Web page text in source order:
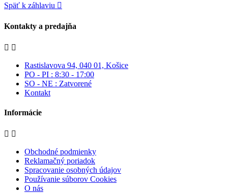
Späť k záhlaviu 
Kontakty a predajňa
 
Rastislavova 94, 040 01, Košice
PO - PI : 8:30 - 17:00
SO - NE : Zatvorené
Kontakt
Informácie
 
Obchodné podmienky
Reklamačný poriadok
Spracovanie osobných údajov
Používanie súborov Cookies
O nás